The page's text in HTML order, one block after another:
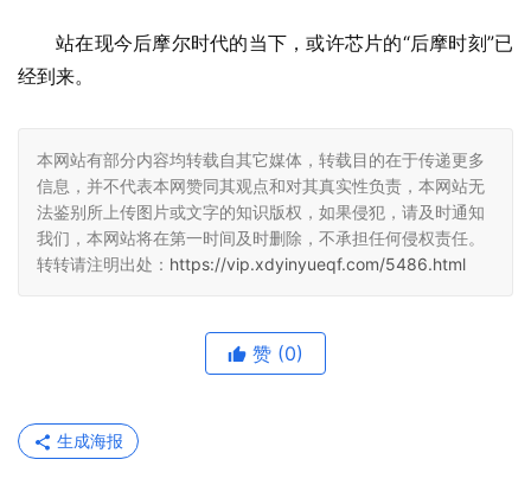
站在现今后摩尔时代的当下，或许芯片的“后摩时刻”已
经到来。
本网站有部分内容均转载自其它媒体，转载目的在于传递更多
信息，并不代表本网赞同其观点和对其真实性负责，本网站无
法鉴别所上传图片或文字的知识版权，如果侵犯，请及时通知
我们，本网站将在第一时间及时删除，不承担任何侵权责任。
转转请注明出处： https://vip.xdyinyueqf.com/5486.html
赞 (0)
生成海报